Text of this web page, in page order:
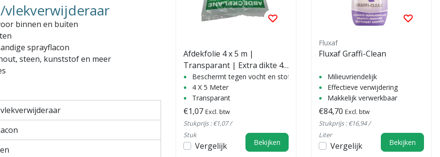
vlekverwijderaar
binnen en buiten
sprayflacon
steen, kunststof en meer
Prijsverlaging
ECO100
Reiniger/ontvetter
Multifunctioneel en biologisch afbreekbaar
€7,08
€9,66Excl. btw
Afdekfolie 4 x 5 m |
Transparant | Extra dikte 4
x 5 x 7 mu
Beschermt tegen vocht en stof
4 X 5 Meter
Transparant
€1,07 Excl. btw
Stukprijs : €1,07 /
Stuk
Vergelijk Bekijken
Fluxaf
Fluxaf Graffi-Clean
Milieuvriendelijk
Effectieve verwijdering
Makkelijk verwerkbaar
€84,70 Excl. btw
Stukprijs : €16,94 /
Liter
Vergelijk Bekijken